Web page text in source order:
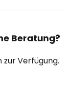
Beratung?
Verfügung.